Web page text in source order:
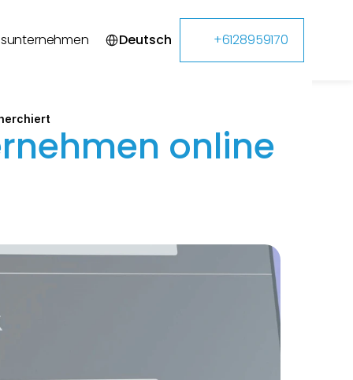
Deutsch +6128959170
online